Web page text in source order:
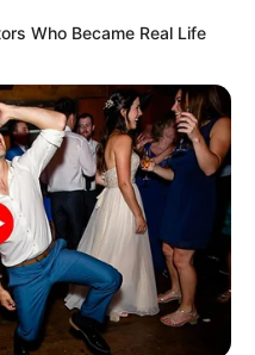
Who Became Real Life